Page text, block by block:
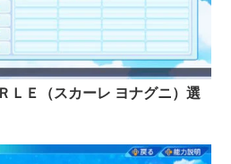
ＬＥ（スカーレ ヨナグニ）選